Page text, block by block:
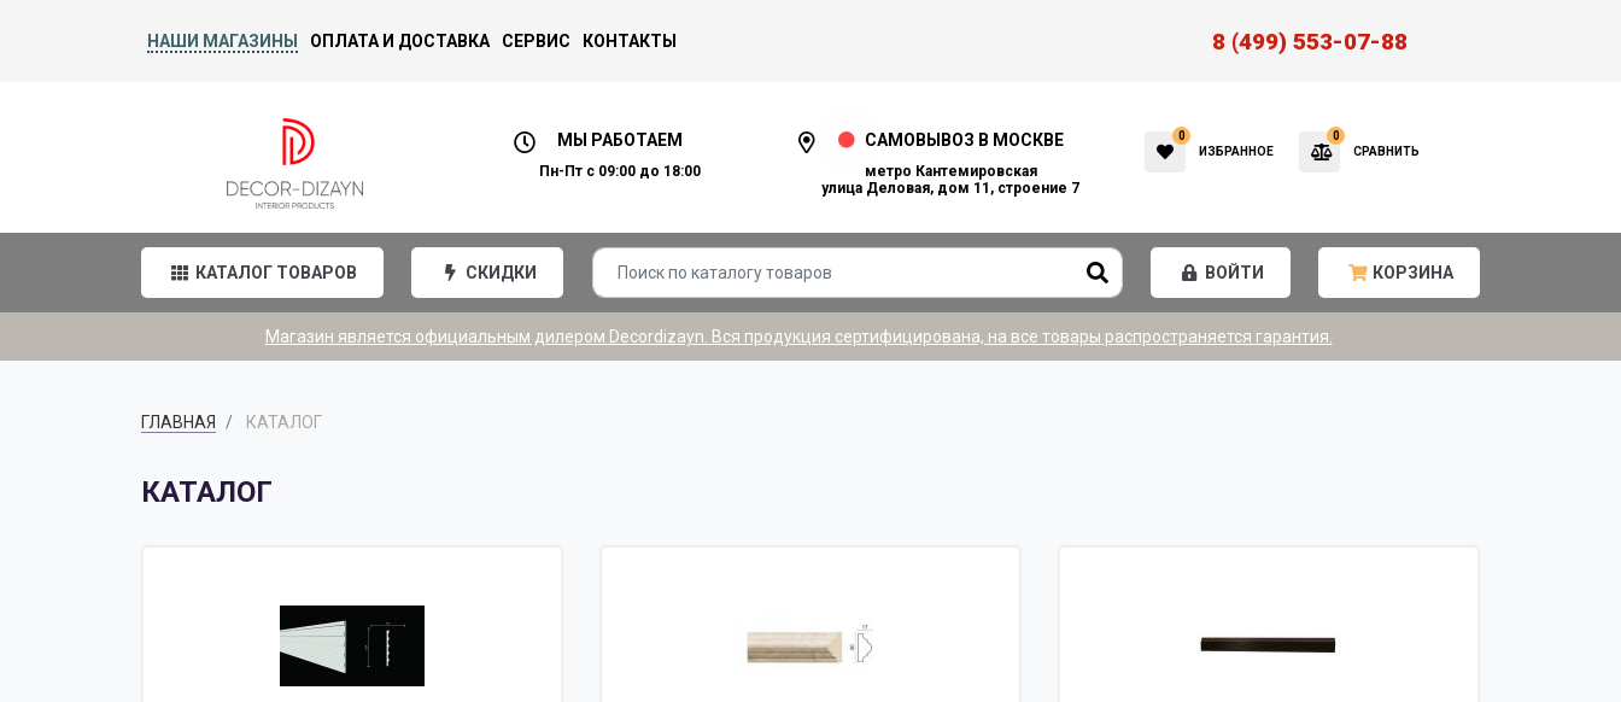
НАШИ МАГАЗИНЫ ОПЛАТА И ДОСТАВКА СЕРВИС КОНТАКТЫ 8 (499) 553-07-88
МЫ РАБОТАЕМ
Пн-Пт с 09:00 до 18:00
САМОВЫВОЗ В МОСКВЕ
метро Кантемировская
улица Деловая, дом 11, строение 7
0
ИЗБРАННОЕ
0
СРАВНИТЬ
КАТАЛОГ ТОВАРОВ СКИДКИ ВОЙТИ КОРЗИНА
Магазин является официальным дилером Decordizayn. Вся продукция сертифицирована, на все товары распространяется гарантия.
ГЛАВНАЯ КАТАЛОГ
КАТАЛОГ